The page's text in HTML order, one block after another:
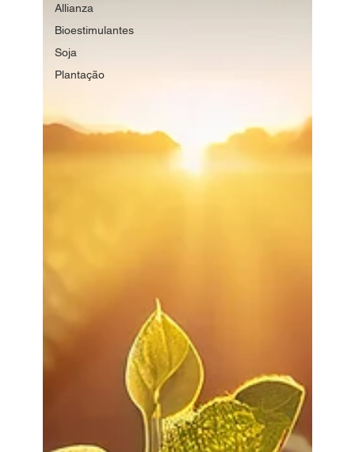
Allianza
Bioestimulantes
Soja
Plantação